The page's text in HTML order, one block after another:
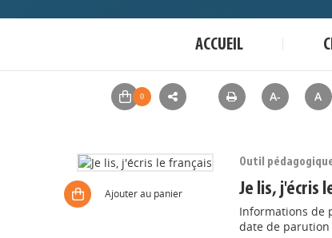
ACCUEIL
A- A
Ajouter au panier
Outil
Je lis, j'écris
Informations de
date de parution